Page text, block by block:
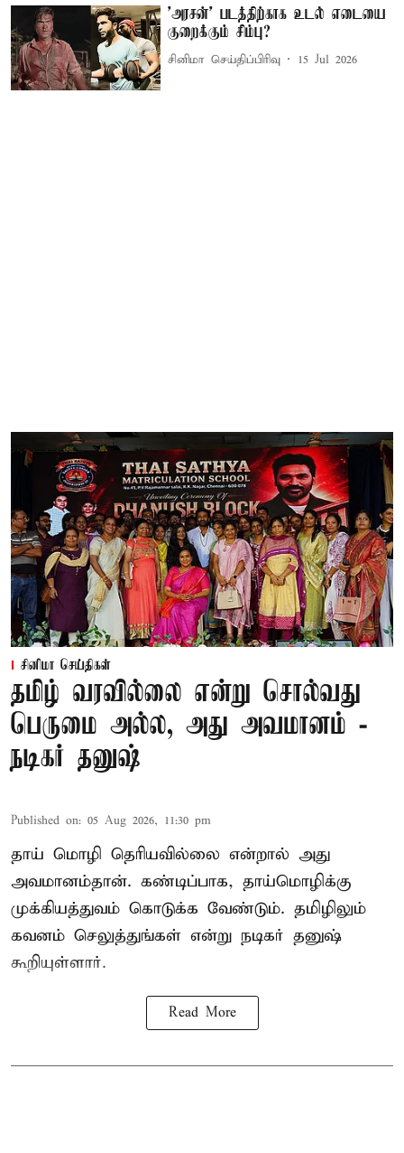
'அரசன்' படத்திற்காக உடல் எடையை
குறைக்கும் சிம்பு?
சினிமா செய்திப்பிரிவு 15 Jul 2026
சினிமா செய்திகள்
தமிழ் வரவில்லை என்று சொல்வது
பெருமை அல்ல, அது அவமானம் -
நடிகர் தனுஷ்
Published on: 05 Aug 2026, 11:30 pm
தாய் மொழி தெரியவில்லை என்றால் அது
அவமானம்தான். கண்டிப்பாக, தாய்மொழிக்கு
முக்கியத்துவம் கொடுக்க வேண்டும். தமிழிலும்
கவனம் செலுத்துங்கள் என்று நடிகர் தனுஷ்
கூறியுள்ளார்.
Read More